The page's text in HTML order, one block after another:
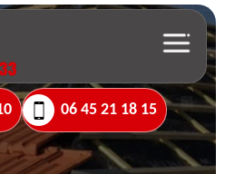
06 45 21 18 15